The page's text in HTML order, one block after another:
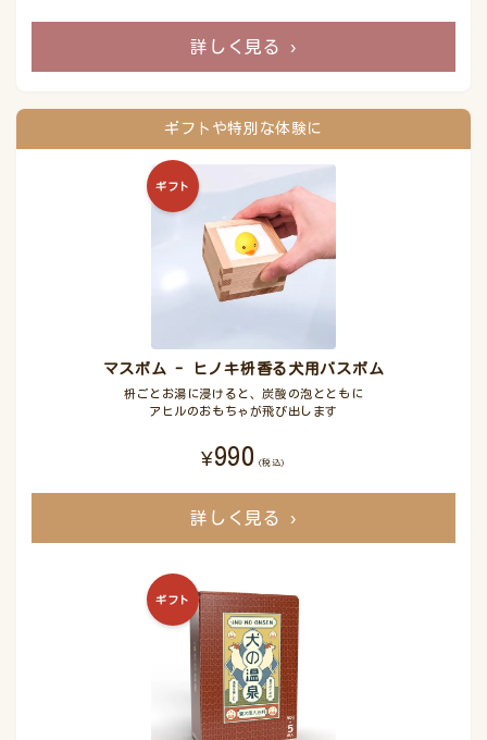
詳しく見る ›
ギフトや特別な体験に
ギフト
マスボム - ヒノキ枡香る犬用バスボム
枡ごとお湯に浸けると、炭酸の泡とともに
アヒルのおもちゃが飛び出します
¥990 (税込)
詳しく見る ›
ギフト